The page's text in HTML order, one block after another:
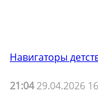
Навигаторы
21:0429.04.2026